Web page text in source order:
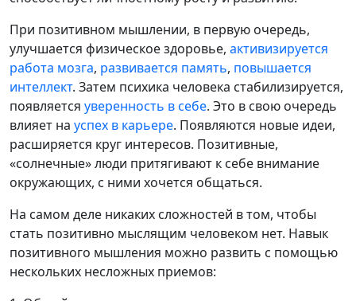
При позитивном мышлении, в первую очередь,
улучшается физическое здоровье, активизируется
работа мозга, развивается память, повышается
интеллект. Затем психика человека стабилизируется,
появляется уверенность в себе. Это в свою очередь
влияет на успех в карьере. Появляются новые идеи,
расширяется круг интересов. Позитивные,
«солнечные» люди притягивают к себе внимание
окружающих, с ними хочется общаться.
На самом деле никаких сложностей в том, чтобы
стать позитивно мыслящим человеком нет. Навык
позитивного мышления можно развить с помощью
нескольких несложных приемов: